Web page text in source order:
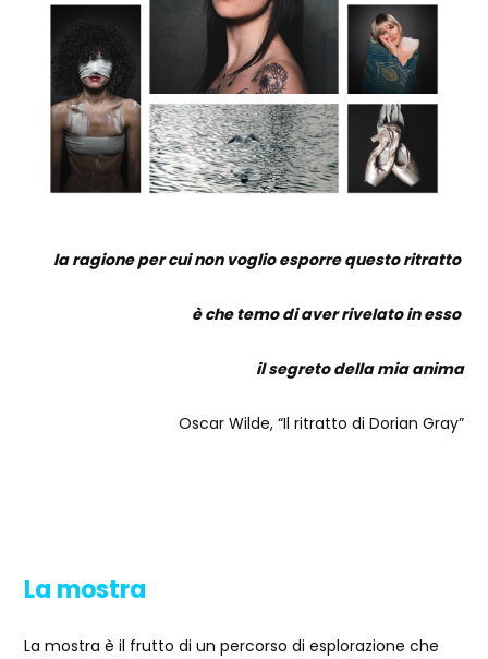
la ragione per cui non voglio esporre questo ritratto
è che temo di aver rivelato in esso
il segreto della mia anima
Oscar Wilde, “Il ritratto di Dorian Gray”
La mostra
La mostra è il frutto di un percorso di esplorazione che